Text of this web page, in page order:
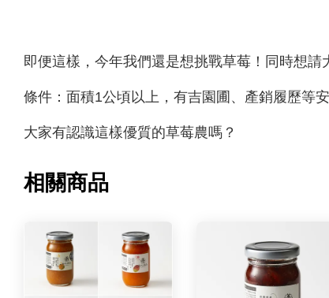
即便這樣，今年我們還是想挑戰草莓！同時想請
條件：面積1公頃以上，有吉園圃、產銷履歷等安
大家有認識這樣優質的草莓農嗎？
相關商品